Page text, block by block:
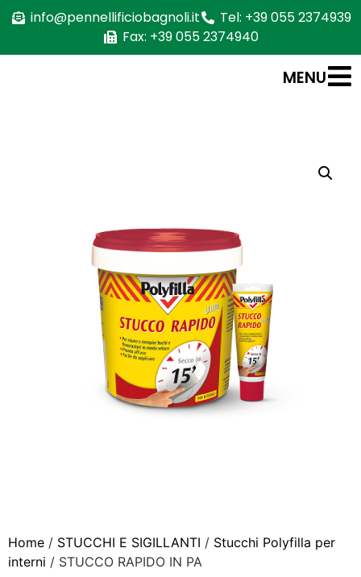
info@pennellificiobagnoli.it
Tel: +39 055 2374939
Fax: +39 055 2374940
MENU
Home / STUCCHI E SIGILLANTI / Stucchi Polyfilla per
interni / STUCCO RAPIDO IN PA